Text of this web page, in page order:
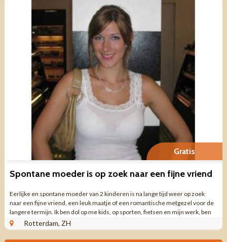
Gratis
Spontane moeder is op zoek naar een fijne vriend
Eerlijke en spontane moeder van 2 kinderen is na lange tijd weer op zoek
naar een fijne vriend, een leuk maatje of een romantische metgezel voor de
langere termijn. Ik ben dol op me kids, op sporten, fietsen en mijn werk, ben
altijd bezig ...
Rotterdam, ZH